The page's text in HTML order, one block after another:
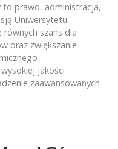
to prawo, administracja,
Uniwersytetu
szans dla
oraz zwiększanie
jakości
zaawansowanych